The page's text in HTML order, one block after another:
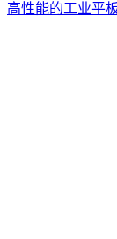
高性能的工业平